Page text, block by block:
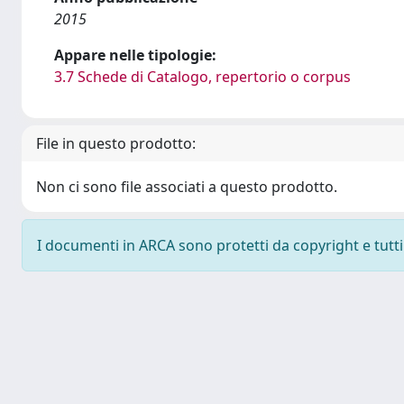
2015
Appare nelle tipologie:
3.7 Schede di Catalogo, repertorio o corpus
File in questo prodotto:
Non ci sono file associati a questo prodotto.
I documenti in ARCA sono protetti da copyright e